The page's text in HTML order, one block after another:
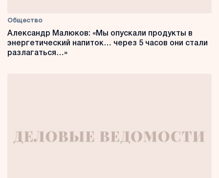
Общество
Александр Малюков: «Мы опускали продукты в
энергетический напиток… через 5 часов они стали
разлагаться…»